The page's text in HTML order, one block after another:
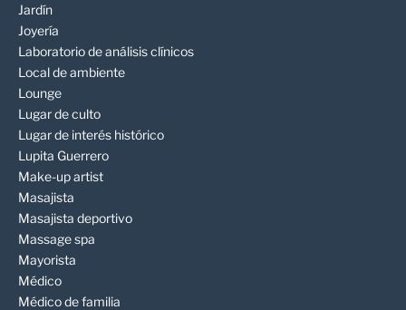
Jardín
Joyería
Laboratorio de análisis clínicos
Local de ambiente
Lounge
Lugar de culto
Lugar de interés histórico
Lupita Guerrero
Make-up artist
Masajista
Masajista deportivo
Massage spa
Mayorista
Médico
Médico de familia